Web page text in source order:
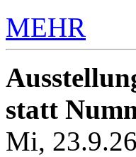
MEHR
statt
Mi,